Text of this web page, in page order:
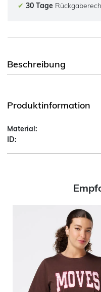
✔ 30 Tage
Beschreibung
Produktinformation
Material:
ID: